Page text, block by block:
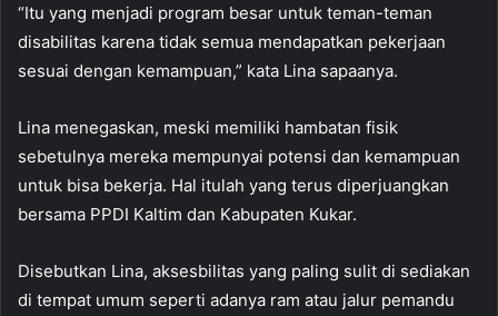
“Itu yang menjadi program besar untuk teman-teman
disabilitas karena tidak semua mendapatkan pekerjaan
sesuai dengan kemampuan,” kata Lina sapaanya.
Lina menegaskan, meski memiliki hambatan fisik
sebetulnya mereka mempunyai potensi dan kemampuan
untuk bisa bekerja. Hal itulah yang terus diperjuangkan
bersama PPDI Kaltim dan Kabupaten Kukar.
Disebutkan Lina, aksesbilitas yang paling sulit di sediakan
di tempat umum seperti adanya ram atau jalur pemandu